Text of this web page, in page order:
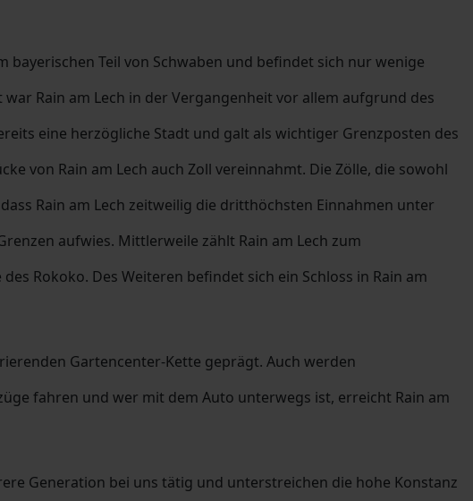
bayerischen Teil von Schwaben und befindet sich nur wenige
Rain am Lech in der Vergangenheit vor allem aufgrund des
eine herzögliche Stadt und galt als wichtiger Grenzposten des
von Rain am Lech auch Zoll vereinnahmt. Die Zölle, die sowohl
Rain am Lech zeitweilig die dritthöchsten Einnahmen unter
aufwies. Mittlerweile zählt Rain am Lech zum
Rokoko. Des Weiteren befindet sich ein Schloss in Rain am
Gartencenter-Kette geprägt. Auch werden
fahren und wer mit dem Auto unterwegs ist, erreicht Rain am
Generation bei uns tätig und unterstreichen die hohe Konstanz